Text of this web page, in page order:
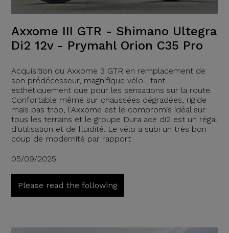
Axxome III GTR - Shimano Ultegra
Di2 12v - Prymahl Orion C35 Pro
Acquisition du Axxome 3 GTR en remplacement de
son prédécesseur, magnifique vélo... tant
esthétiquement que pour les sensations sur la route.
Confortable même sur chaussées dégradées, rigide
mais pas trop, l'Axxome est le compromis idéal sur
tous les terrains et le groupe Dura ace di2 est un régal
d'utilisation et de fluidité. Le vélo a subi un très bon
coup de modernité par rapport
05/09/2025
Please read the following